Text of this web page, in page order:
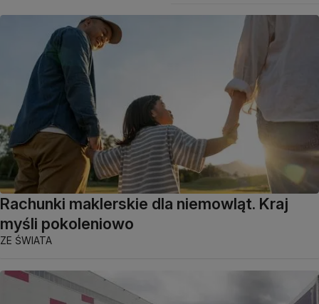
Rachunki maklerskie dla niemowląt. Kraj
myśli pokoleniowo
ZE ŚWIATA